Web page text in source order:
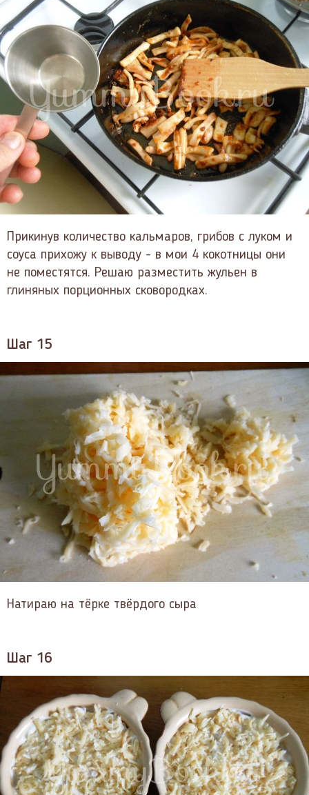
Прикинув количество кальмаров, грибов с луком и
соуса прихожу к выводу - в мои 4 кокотницы они
не поместятся. Решаю разместить жульен в
глиняных порционных сковородках.
Шаг 15
Натираю на тёрке твёрдого сыра
Шаг 16